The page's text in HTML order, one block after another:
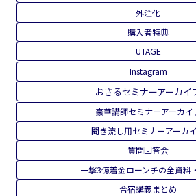
外注化
購入者特典
UTAGE
Instagram
おさるセミナーアーカイ
豪華講師セミナーアーカイ
聞き流し用セミナーアーカ
質問回答会
一撃3億着金ローンチの全資料
合宿講義まとめ